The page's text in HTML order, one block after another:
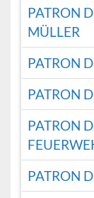
PATRON
MÜLLER
PATRON
PATRON
PATRON
PATRON